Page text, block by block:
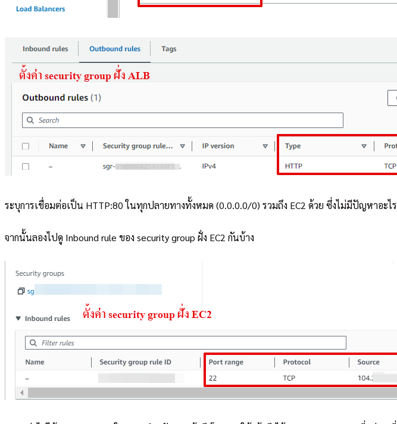
ระบุการเชื่อมต่อเป็น HTTP:80 ในทุกปลายทางทั้งหมด (0.0.0.0/0) รวมถึง EC2 ด้วย ซึ่งไม่มีปัญหาอะไร
จากนั้นลองไปดู Inbound rule ของ security group ฝั่ง EC2 กันบ้าง